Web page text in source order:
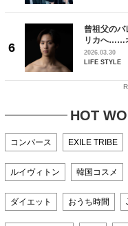
曾祖父のバ
リカへ……
指すダンサ
ぎる【王子
2026.03.30
LIFE STYLE
HOT
コンバース EXILE TRIBE
ルイヴィトン 韓国コスメ
ダイエット おうち時間